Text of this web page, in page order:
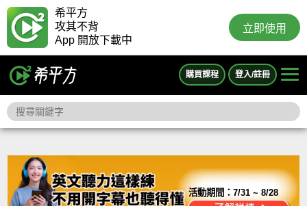
希平方
攻其不背
App 開放下載中
立即使用
購買課程 登入/註冊
活動期間：7/31 ~ 8/28